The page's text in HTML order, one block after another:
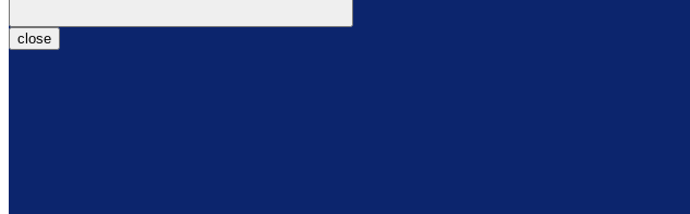
close